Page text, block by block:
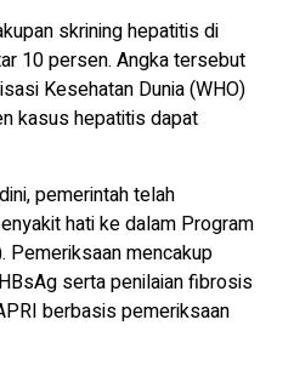
skrining hepatitis di
10 persen. Angka tersebut
Kesehatan Dunia (WHO)
kasus hepatitis dapat
pemerintah telah
hati ke dalam Program
Pemeriksaan mencakup
serta penilaian fibrosis
berbasis pemeriksaan